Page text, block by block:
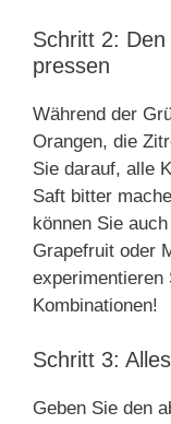
Schritt 2:
pressen
Während der
Orangen, die
Sie darauf, alle
Saft bitter
können Sie
Grapefruit oder
experimentieren
Kombinationen!
Schritt 3:
Geben Sie den